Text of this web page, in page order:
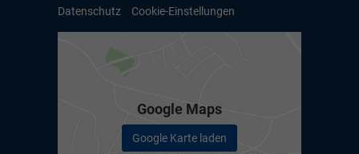
Datenschutz
Cookie-Einstellungen
Google Maps
Google Karte laden